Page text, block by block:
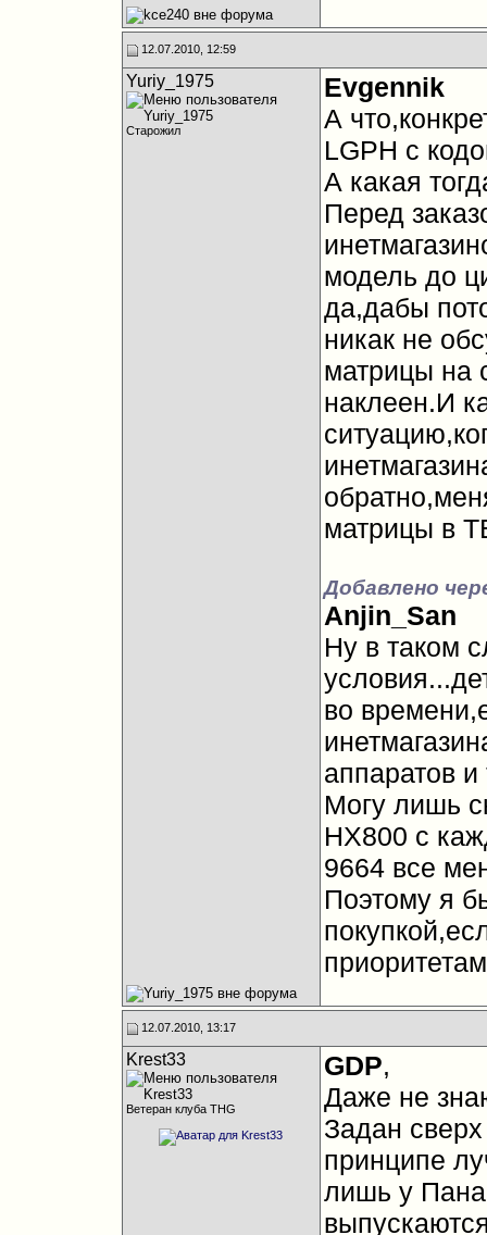
12.07.2010, 12:59
Yuriy_1975
Старожил
Evgennik
А
LGPH с
А какая
Перед
модель до
да,дабы
никак не
матрицы на
наклеен.И
матрицы в
Добавлено
Anjin_San
Ну в таком
во
аппаратов и
Могу лишь
HX800 с
9664 все
Поэтому я
12.07.2010, 13:17
Krest33
Ветеран клуба THG
GDP,
Даже не
Задан
принципе
лишь у